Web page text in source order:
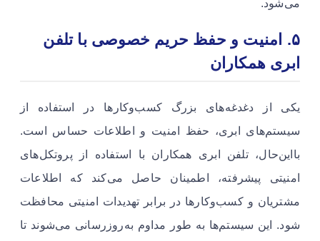
می‌شود.
۵. امنیت و حفظ حریم خصوصی با تلفن
ابری همکاران
یکی از دغدغه‌های بزرگ کسب‌وکارها در استفاده از
سیستم‌های ابری، حفظ امنیت و اطلاعات حساس است.
بااین‌حال، تلفن ابری همکاران با استفاده از پروتکل‌های
امنیتی پیشرفته، اطمینان حاصل می‌کند که اطلاعات
مشتریان و کسب‌وکارها در برابر تهدیدات امنیتی محافظت
شود. این سیستم‌ها به طور مداوم به‌روزرسانی می‌شوند تا